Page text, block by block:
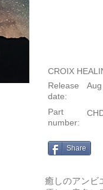
CROIX
Release
date:
Part
number:
Share
癒しのアンビ